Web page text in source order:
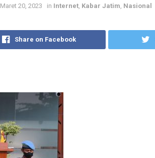
Maret 20, 2023 in Internet Kabar Jatim Nasional
Share on Facebook